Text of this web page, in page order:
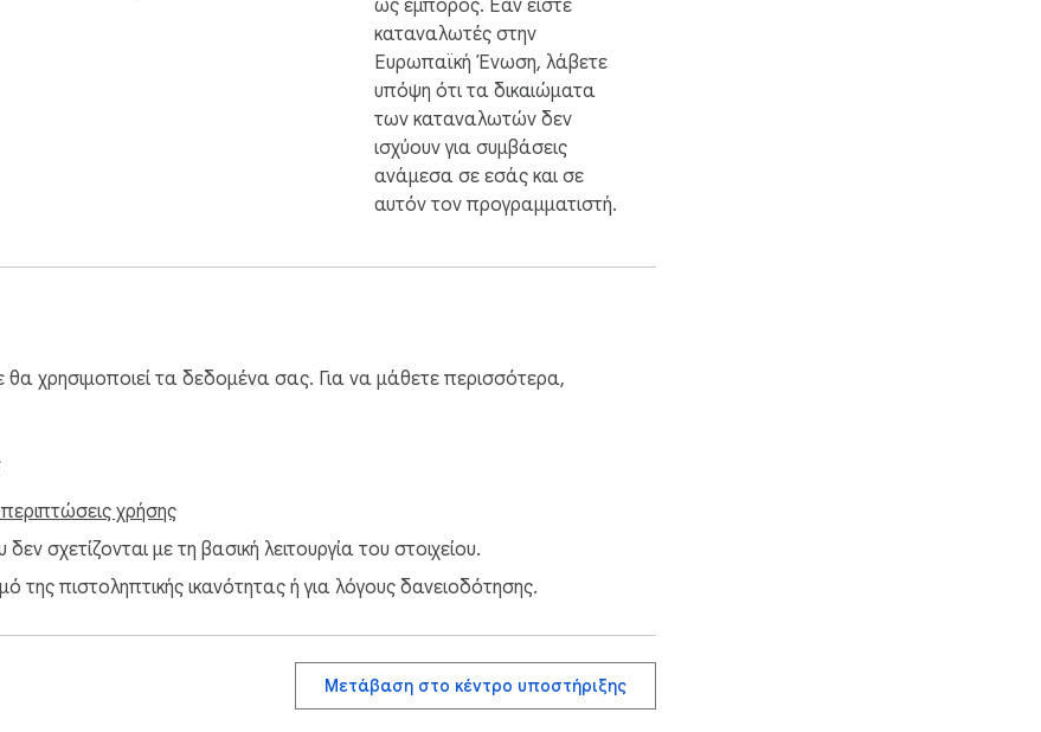
ως έμπορος. Εάν είστε
καταναλωτές στην
Ευρωπαϊκή Ένωση, λάβετε
υπόψη ότι τα δικαιώματα
των καταναλωτών δεν
ισχύουν για συμβάσεις
ανάμεσα σε εσάς και σε
αυτόν τον προγραμματιστή.
χρησιμοποιεί τα δεδομένα σας. Για να μάθετε περισσότερα,
περιπτώσεις χρήσης
σχετίζονται με τη βασική λειτουργία του στοιχείου.
της πιστοληπτικής ικανότητας ή για λόγους δανειοδότησης.
Μετάβαση στο κέντρο υποστήριξης